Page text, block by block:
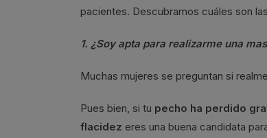
pacientes. Descubramos cuáles son las
1. ¿Soy apta para realizarme una
Muchas mujeres se preguntan si
Pues bien, si tu pecho ha perdido
flacidez eres una buena candidata